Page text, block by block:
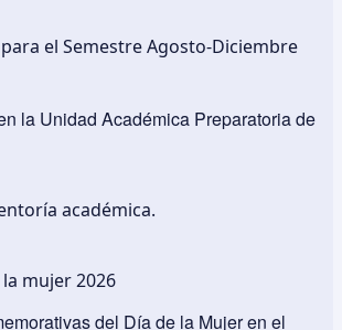
el Semestre Agosto-Diciembre
la Unidad Académica Preparatoria de
académica.
mujer 2026
del Día de la Mujer en el